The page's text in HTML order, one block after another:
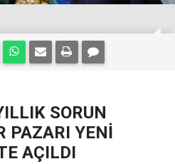
SORUN
PAZARI YENİ
AÇILDI